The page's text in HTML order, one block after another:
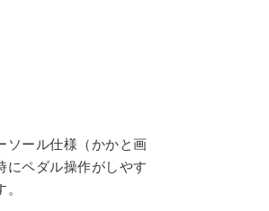
ソール仕様（かかと画
にペダル操作がしやす